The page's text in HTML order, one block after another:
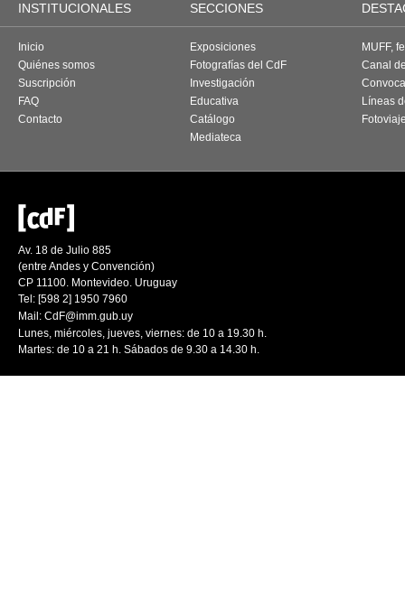
INSTITUCIONALES SECCIONES
Inicio
Quiénes somos
Suscripción
FAQ
Contacto
Exposiciones
Fotografías del CdF
Investigación
Educativa
Catálogo
Mediateca
MUFF,
Canal
Líneas
Av. 18 de Julio 885
(entre Andes y Convención)
CP 11100. Montevideo. Uruguay
Tel: [598 2] 1950 7960
Mail: CdF@imm.gub.uy
Lunes, miércoles, jueves, viernes: de 10 a 19.30 h.
Martes: de 10 a 21 h. Sábados de 9.30 a 14.30 h.